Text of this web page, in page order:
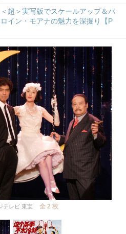
＜超＞実写版でスケールアップ＆パ
イン・モアナの魅力を深掘り【P
テレビ 東宝 全 2 枚